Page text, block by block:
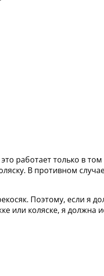
работает только в
В противном
Поэтому, если я
или коляске, я